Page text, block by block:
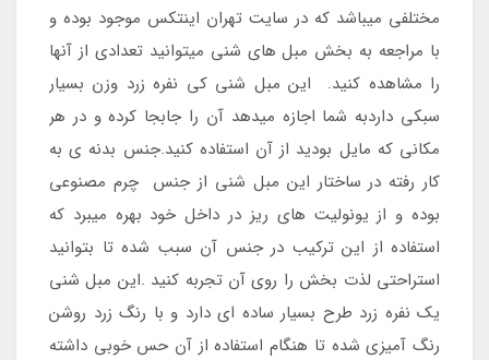
مختلفی میباشد که در سایت تهران اینتکس موجود بوده و
با مراجعه به بخش مبل های شنی میتوانید تعدادی از آنها
را مشاهده کنید. این مبل شنی کی نفره زرد وزن بسیار
سبکی داردبه شما اجازه میدهد آن را جابجا کرده و در هر
مکانی که مایل بودید از آن استفاده کنید.جنس بدنه ی به
کار رفته در ساختار این مبل شنی از جنس چرم مصنوعی
بوده و از یونولیت های ریز در داخل خود بهره میبرد که
استفاده از این ترکیب در جنس آن سبب شده تا بتوانید
استراحتی لذت بخش را روی آن تجربه کنید .این مبل شنی
یک نفره زرد طرح بسیار ساده ای دارد و با رنگ زرد روشن
رنگ آمیزی شده تا هنگام استفاده از آن حس خوبی داشته